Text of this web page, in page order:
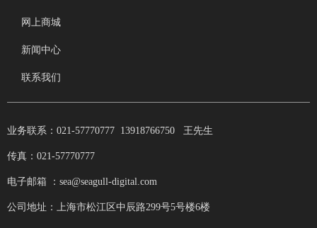
网上商城
新闻中心
联系我们
业务联系：021-57770777 13918766750 王先生
传真：021-57770777
电子邮箱 ：sea@seagull-digital.com
公司地址：上海市松江区中辰路299号5号楼6楼